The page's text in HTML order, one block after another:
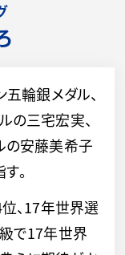
輪銀メダル、
の三宅宏実、
の安藤美希子
。
、17年世界選
で17年世界